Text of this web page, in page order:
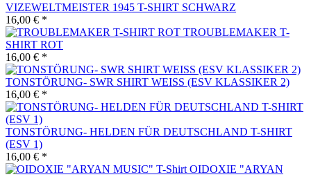
VIZEWELTMEISTER 1945 T-SHIRT SCHWARZ
16,00 € *
TROUBLEMAKER T-
SHIRT ROT
16,00 € *
TONSTÖRUNG- SWR SHIRT WEISS (ESV KLASSIKER 2)
16,00 € *
TONSTÖRUNG- HELDEN FÜR DEUTSCHLAND T-SHIRT
(ESV 1)
16,00 € *
OIDOXIE "ARYAN